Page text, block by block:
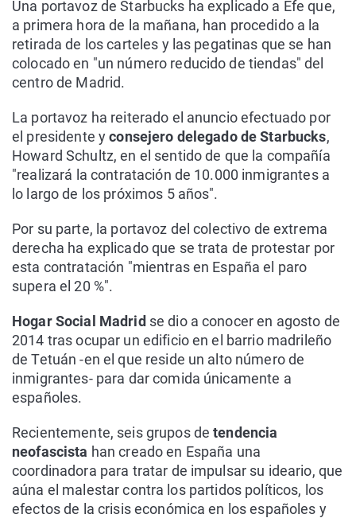
Una portavoz de Starbucks ha explicado a Efe que,
a primera hora de la mañana, han procedido a la
retirada de los carteles y las pegatinas que se han
colocado en "un número reducido de tiendas" del
centro de Madrid.
La portavoz ha reiterado el anuncio efectuado por
el presidente yconsejero delegado de Starbucks,
Howard Schultz, en el sentido de que la compañía
"realizará la contratación de 10.000 inmigrantes a
lo largo de los próximos 5 años".
Por su parte, la portavoz del colectivo de extrema
derecha ha explicado que se trata de protestar por
esta contratación "mientras en España el paro
supera el 20 %".
Hogar Social Madrid se dio a conocer en agosto de
2014 tras ocupar un edificio en el barrio madrileño
de Tetuán -en el que reside un alto número de
inmigrantes- para dar comida únicamente a
españoles.
Recientemente, seis grupos detendencia
neofascista han creado en España una
coordinadora para tratar de impulsar su ideario, que
aúna el malestar contra los partidos políticos, los
efectos de la crisis económica en los españoles y